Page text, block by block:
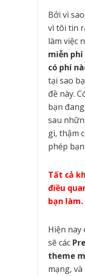
Bởi vì
vì tôi tin
làm việc
miễn
có phí
tại sao
đề này.
bạn
sau
gì, thậm
phép
Tất cả
điều
bạn làm.
Hiện nay
sẽ các
theme
mạng,